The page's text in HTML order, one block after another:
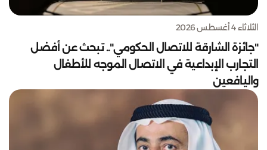
الثلاثاء 4 أغسطس 2026
"جائزة الشارقة للاتصال الحكومي".. تبحث عن أفضل
التجارب الإبداعية في الاتصال الموجه للأطفال
واليافعين